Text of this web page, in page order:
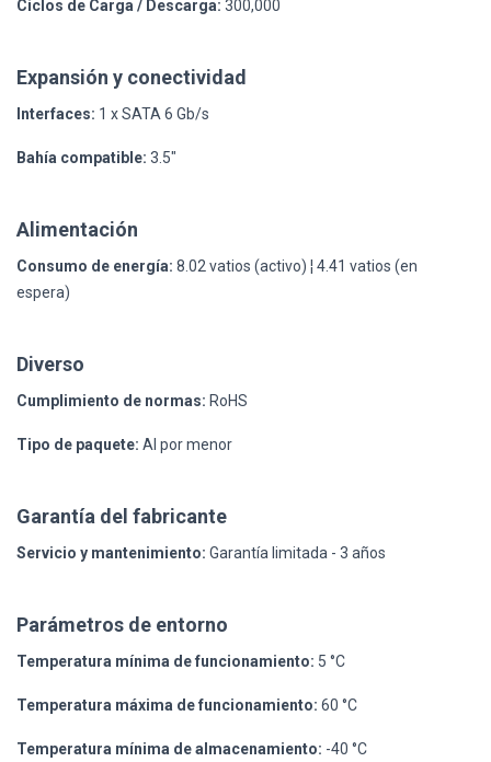
Ciclos de Carga / Descarga: 300,000
Expansión y conectividad
Interfaces: 1 x SATA 6 Gb/s
Bahía compatible: 3.5"
Alimentación
Consumo de energía: 8.02 vatios (activo) ¦ 4.41 vatios (en
espera)
Diverso
Cumplimiento de normas: RoHS
Tipo de paquete: Al por menor
Garantía del fabricante
Servicio y mantenimiento: Garantía limitada - 3 años
Parámetros de entorno
Temperatura mínima de funcionamiento: 5 °C
Temperatura máxima de funcionamiento: 60 °C
Temperatura mínima de almacenamiento: -40 °C